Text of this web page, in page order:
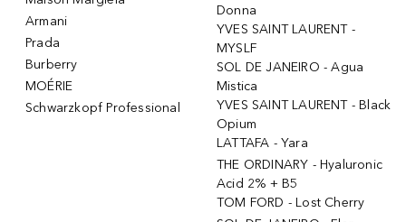
Armani
Prada
Burberry
MOÉRIE
Schwarzkopf Professional
Donna
YVES SAINT LAURENT -
MYSLF
SOL DE JANEIRO - Agua
Mistica
YVES SAINT LAURENT - Black
Opium
LATTAFA - Yara
THE ORDINARY - Hyaluronic
Acid 2% + B5
TOM FORD - Lost Cherry